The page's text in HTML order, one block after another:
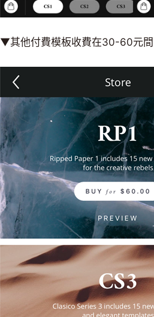
▼其他付費模板收費在30-60元間